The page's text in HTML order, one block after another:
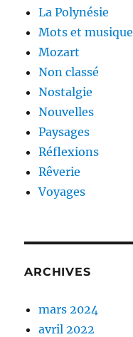
La Polynésie
Mots et musique
Mozart
Non classé
Nostalgie
Nouvelles
Paysages
Réflexions
Rêverie
Voyages
ARCHIVES
mars 2024
avril 2022